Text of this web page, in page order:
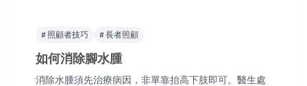
# 照顧者技巧 # 長者照顧
如何消除腳水腫
消除水腫須先治療病因，非單靠抬高下肢即可。醫生處